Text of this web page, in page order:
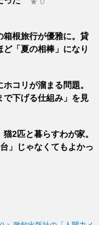
箱根旅行が優雅に。貸
ど「夏の相棒」になり
コリが溜まる問題。
で下げる仕組み」を見
2匹と暮らすわが家。
」じゃなくてもよかっ